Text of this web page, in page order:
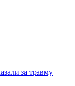
за травму